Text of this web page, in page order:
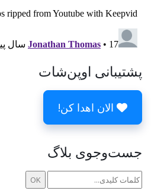
پشتیبانی اوپن‌شات
الان اهدا کن!
جست‌وجوی بلاگ